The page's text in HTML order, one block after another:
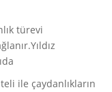
türevi
ile çaydanlıkların